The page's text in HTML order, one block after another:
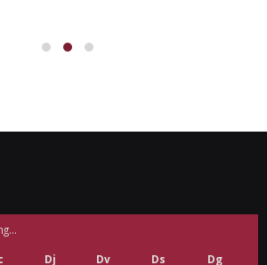
Dj Dv Ds Dg